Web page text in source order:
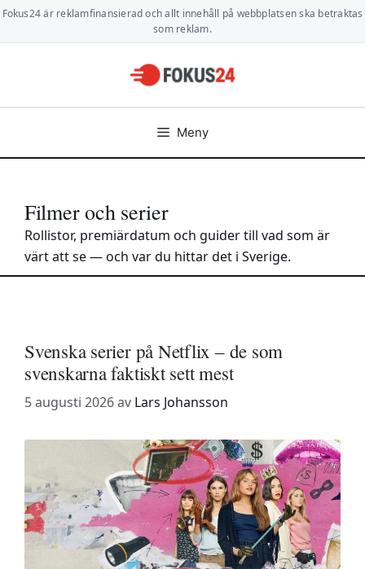
Hoppa
Fokus24 är reklamfinansierad och allt innehåll på webbplatsen ska betraktas
som reklam.
Meny
Filmer och serier
Rollistor, premiärdatum och guider till vad som är
värt att se — och var du hittar det i Sverige.
Svenska serier på Netflix – de som
svenskarna faktiskt sett mest
5 augusti 2026av Lars Johansson